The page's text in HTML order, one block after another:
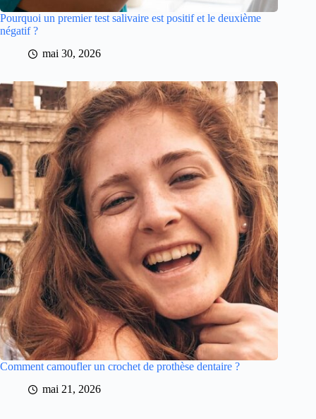
Pourquoi un premier test salivaire est positif et le deuxième
négatif ?
mai 30, 2026
Comment camoufler un crochet de prothèse dentaire ?
mai 21, 2026